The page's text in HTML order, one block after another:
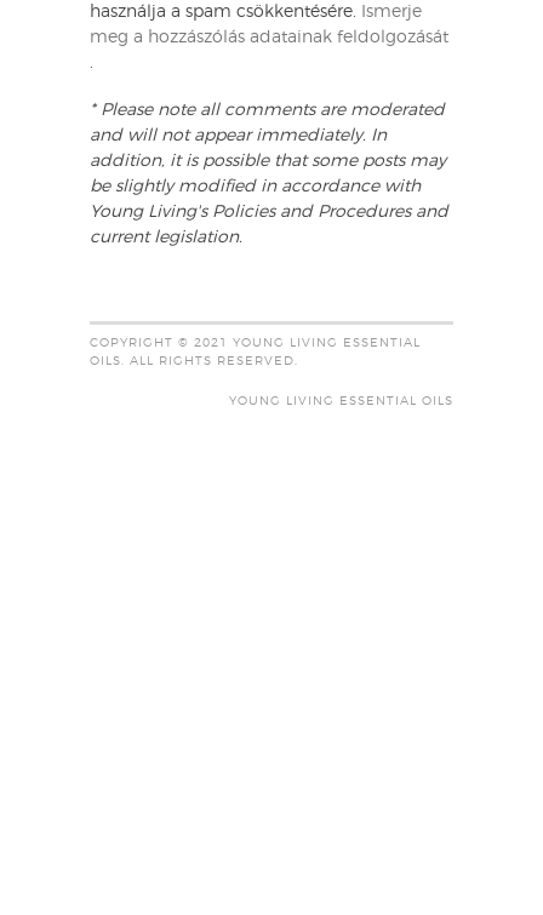
használja a spam csökkentésére.
Ismerje
meg a hozzászólás adatainak feldolgozását
.
* Please note all comments are moderated
and will not appear immediately. In
addition, it is possible that some posts may
be slightly modified in accordance with
Young Living's Policies and Procedures and
current legislation.
COPYRIGHT © 2021 YOUNG LIVING ESSENTIAL
OILS. ALL RIGHTS RESERVED.
YOUNG LIVING ESSENTIAL OILS